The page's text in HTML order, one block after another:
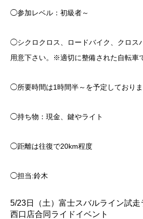
◯参加レベル：初級者～
◯シクロクロス、ロードバイク、クロス
用意下さい。※適切に整備された自転車
◯所要時間は1時間半～を予定しておりま
◯持ち物：現金、鍵やライト
◯距離は往復で20km程度
◯担当:鈴木
5/23日（土）富士スバルライン試
西口店合同ライドイベント